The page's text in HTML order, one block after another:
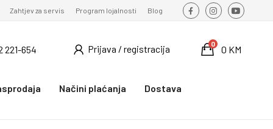
Zahtjev za servis Program lojalnosti Blog
221-654 Prijava / registracija 0 KM
0
Načini plaćanja
Dostava